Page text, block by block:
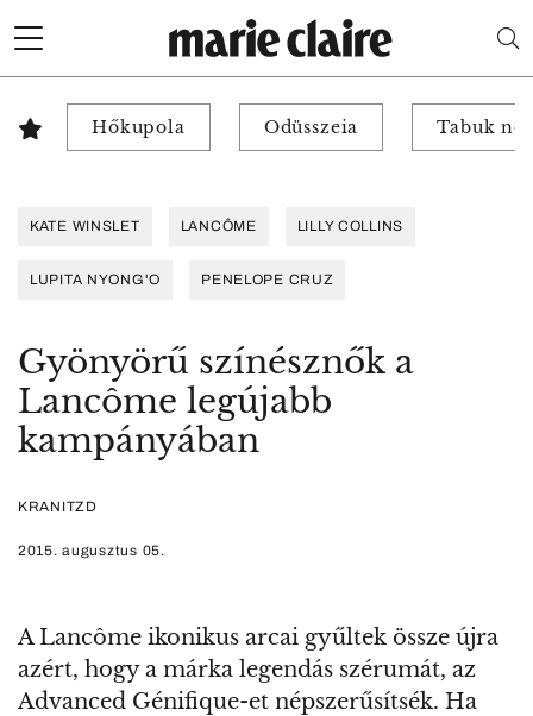
Hőkupola Odüsszeia Tabuk
KATE WINSLET LANCÔME LILLY COLLINS
LUPITA NYONG'O PENELOPE CRUZ
Gyönyörű színésznők a
Lancôme legújabb
kampányában
KRANITZD
2015. augusztus 05.
A Lancôme ikonikus arcai gyűltek össze újra
azért, hogy a márka legendás szérumát, az
Advanced Génifique-et népszerűsítsék. Ha